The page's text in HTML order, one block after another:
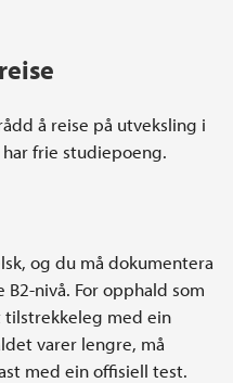
å reise på utveksling i
frie studiepoeng.
og du må dokumentera
nivå. For opphald som
med ein
varer lengre, må
med ein offisiell test.